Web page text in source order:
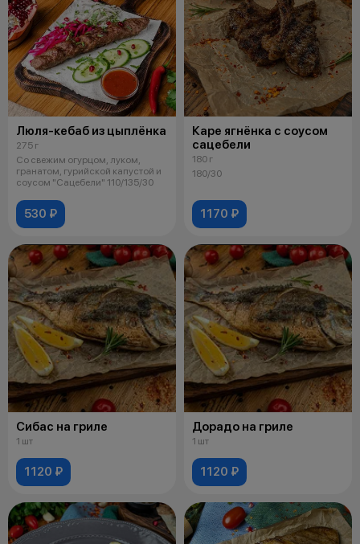
Люля-кебаб из цыплёнка
275 г
Со свежим огурцом, луком,
гранатом, гурийской капустой и
соусом "Сацебели" 110/135/30
530 ₽
Каре ягнёнка с соусом
сацебели
180 г
180/30
1170 ₽
Сибас на гриле
1 шт
1120 ₽
Дорадо на гриле
1 шт
1120 ₽